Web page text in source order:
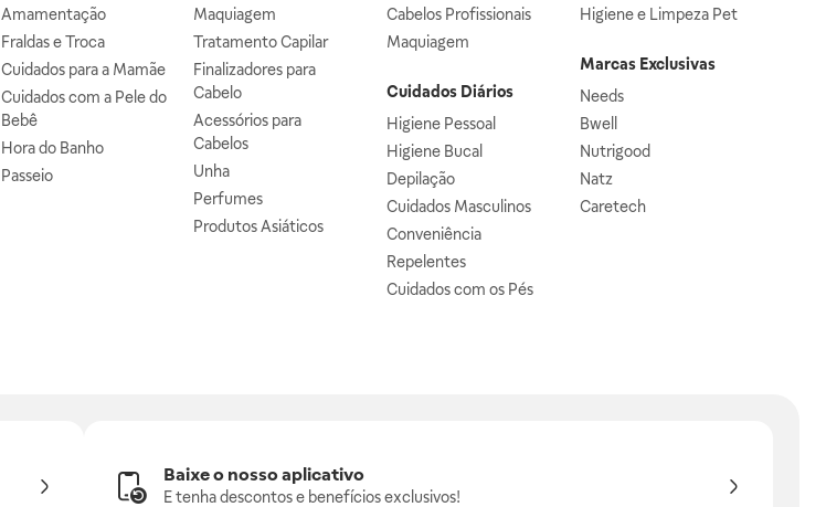
Amamentação
Fraldas e Troca
Cuidados para a Mamãe
Cuidados com a Pele do
Bebê
Hora do Banho
Passeio
Maquiagem
Tratamento Capilar
Finalizadores para
Cabelo
Acessórios para
Cabelos
Unha
Perfumes
Produtos Asiáticos
Cabelos Profissionais
Maquiagem
Cuidados Diários
Higiene Pessoal
Higiene Bucal
Depilação
Cuidados Masculinos
Conveniência
Repelentes
Cuidados com os Pés
Higiene e Limpeza Pet
Marcas Exclusivas
Needs
Bwell
Nutrigood
Natz
Caretech
Baixe o nosso aplicativo
E tenha descontos e benefícios exclusivos!